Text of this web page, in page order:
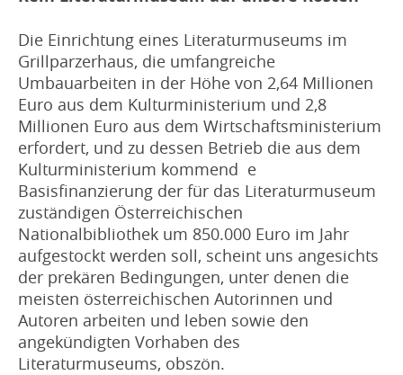
2017
2016
2015
2014
2013
2012
2011
IN MEMORIAM
Die Einrichtung eines Literaturmuseums im
Grillparzerhaus, die umfangreiche
Umbauarbeiten in der Höhe von 2,64 Millionen
Euro aus dem Kulturministerium und 2,8
Millionen Euro aus dem Wirtschaftsministerium
erfordert, und zu dessen Betrieb die aus dem
Kulturministerium kommend e
Basisfinanzierung der für das Literaturmuseum
zuständigen Österreichischen
Nationalbibliothek um 850.000 Euro im Jahr
aufgestockt werden soll, scheint uns angesichts
der prekären Bedingungen, unter denen die
meisten österreichischen Autorinnen und
Autoren arbeiten und leben sowie den
angekündigten Vorhaben des
Literaturmuseums, obszön.